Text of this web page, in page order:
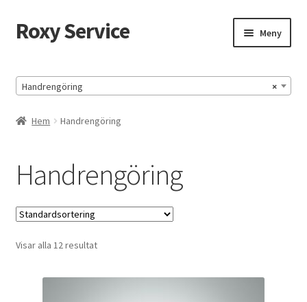
Hoppa
till
Hoppa
till
Roxy Service Meny
Köpvillkor
Mitt konto
Till kassan
×
Handrengöring
Hem Handrengöring
Handrengöring
Visar alla 12 resultat